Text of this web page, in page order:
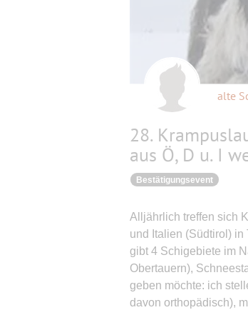
alte
28.
aus Ö, D u. I
Bestätigungsevent
Alljährlich treffen sich
und Italien (Südtirol) in
gibt 4 Schigebiete im
Obertauern),
geben möchte: ich
davon orthopädisch),